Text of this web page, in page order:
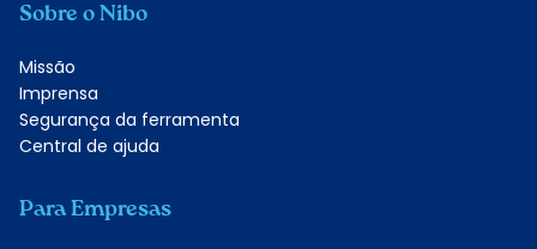
Sobre o Nibo
Missão
Imprensa
Segurança da ferramenta
Central de ajuda
Para Empresas